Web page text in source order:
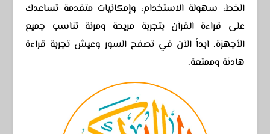
الخط، سهولة الاستخدام، وإمكانيات متقدمة تساعدك
على قراءة القرآن بتجربة مريحة ومرنة تناسب جميع
الأجهزة. ابدأ الآن في تصفح السور وعيش تجربة قراءة
هادئة وممتعة.